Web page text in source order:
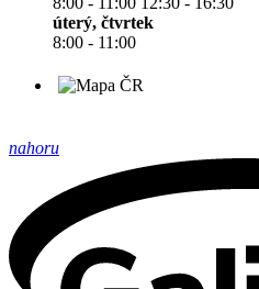
úterý, čtvrtek
8:00 - 11:00
nahoru